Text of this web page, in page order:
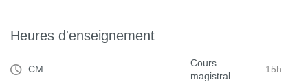
Heures d'enseignement
CM
Cours
magistral
15h